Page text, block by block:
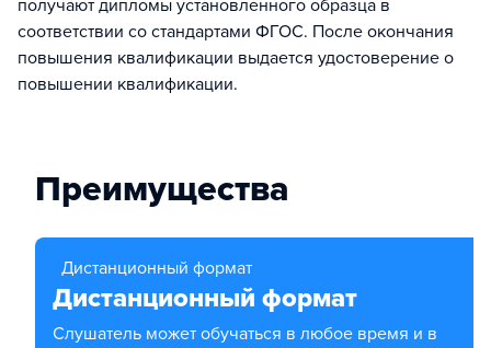
получают дипломы установленного образца в
соответствии со стандартами ФГОС. После окончания
повышения квалификации выдается удостоверение о
повышении квалификации.
Преимущества
Дистанционный формат
Дистанционный формат
Слушатель может обучаться в любое время и в